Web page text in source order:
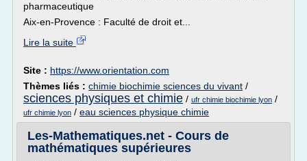
pharmaceutique
Aix-en-Provence : Faculté de droit et...
Lire la suite
Site : https://www.orientation.com
Thèmes liés : chimie biochimie sciences du vivant /
sciences physiques et chimie / ufr chimie biochimie lyon /
ufr chimie lyon / eau sciences physique chimie
Les-Mathematiques.net - Cours de
mathématiques supérieures